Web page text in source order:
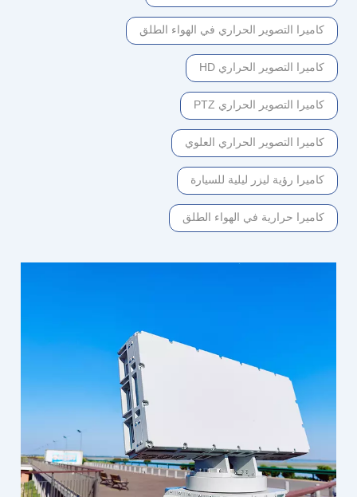
كاميرا التصوير الحراري في الهواء الطلق
كاميرا التصوير الحراري HD
كاميرا التصوير الحراري PTZ
كاميرا التصوير الحراري العلوي
كاميرا رؤية ليزر ليلية للسيارة
كاميرا حرارية في الهواء الطلق